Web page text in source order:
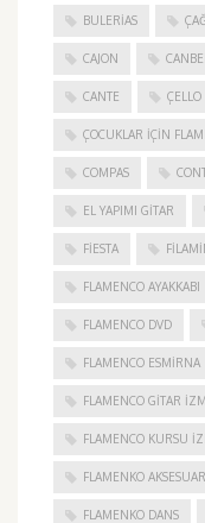
BULERIAS
CAJON
CANTE
ÇOCUKLAR IÇIN
COMPAS
EL YAPIMI GITAR
FIESTA
FLAMENCO AYAKKABI
FLAMENCO DVD
FLAMENCO ESMIRNA
FLAMENCO GITAR
FLAMENCO KURSU
FLAMENKO AKSESUAR
FLAMENKO DANS